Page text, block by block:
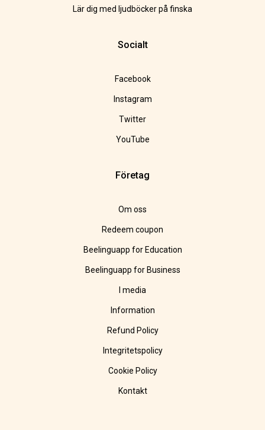
Lär dig med ljudböcker på finska
Socialt
Facebook
Instagram
Twitter
YouTube
Företag
Om oss
Redeem coupon
Beelinguapp for Education
Beelinguapp for Business
I media
Information
Refund Policy
Integritetspolicy
Cookie Policy
Kontakt